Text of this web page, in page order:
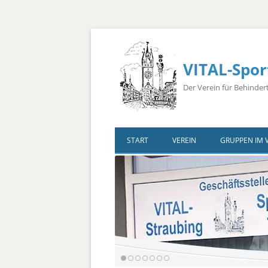
VITAL-
Der Verein für
START VEREIN
Vorstandschaft
Ärzte
Übungsleiter
Bus-Belegungsplan
Sponsoren
GRUPPEN IM